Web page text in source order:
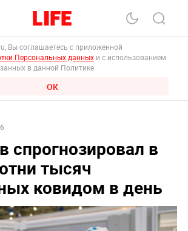
Вы соглашаетесь с приложенной
Персональных данных и с использованием
в данной Политике.
ОК
спрогнозировал в
тысяч
ковидом в день